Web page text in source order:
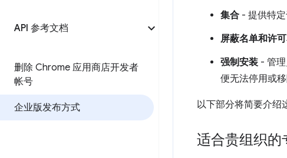
API 参考文档
删除 Chrome 应用商店开发者
帐号
企业版发布方式
集合 - 提供特定
屏蔽名单和许
强制安装 - 管
便无法停用或移
以下部分将简要介绍
适合贵组织